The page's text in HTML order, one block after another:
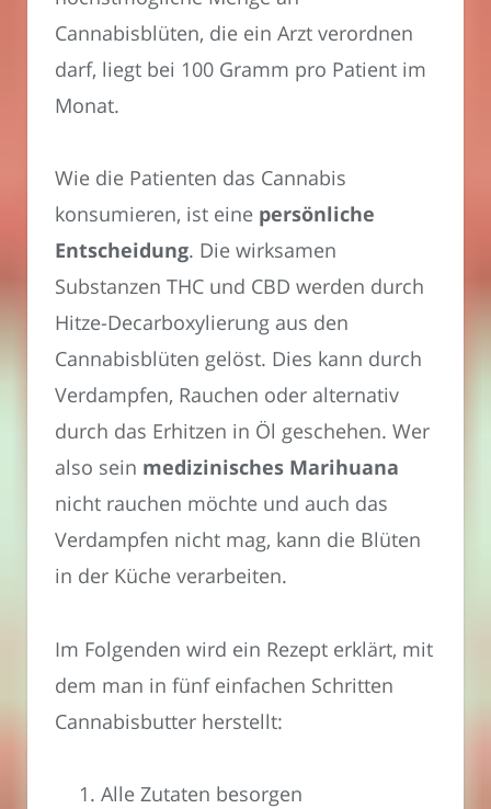
Cannabisblüten, die ein Arzt verordnen
darf, liegt bei 100 Gramm pro Patient im
Monat.
Wie die Patienten das Cannabis
konsumieren, ist eine persönliche
Entscheidung. Die wirksamen
Substanzen THC und CBD werden durch
Hitze-Decarboxylierung aus den
Cannabisblüten gelöst. Dies kann durch
Verdampfen, Rauchen oder alternativ
durch das Erhitzen in Öl geschehen. Wer
also sein medizinisches Marihuana
nicht rauchen möchte und auch das
Verdampfen nicht mag, kann die Blüten
in der Küche verarbeiten.
Im Folgenden wird ein Rezept erklärt, mit
dem man in fünf einfachen Schritten
Cannabisbutter herstellt:
Alle Zutaten besorgen